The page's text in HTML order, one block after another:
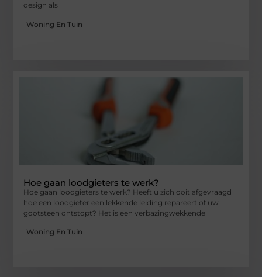
design als
Woning En Tuin
Hoe gaan loodgieters te werk?
Hoe gaan loodgieters te werk? Heeft u zich ooit afgevraagd
hoe een loodgieter een lekkende leiding repareert of uw
gootsteen ontstopt? Het is een verbazingwekkende
Woning En Tuin